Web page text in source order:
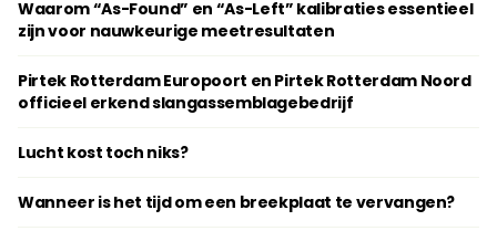
Waarom “As-Found” en “As-Left” kalibraties essentieel
zijn voor nauwkeurige meetresultaten
Pirtek Rotterdam Europoort en Pirtek Rotterdam Noord
officieel erkend slangassemblagebedrijf
Lucht kost toch niks?
Wanneer is het tijd om een breekplaat te vervangen?